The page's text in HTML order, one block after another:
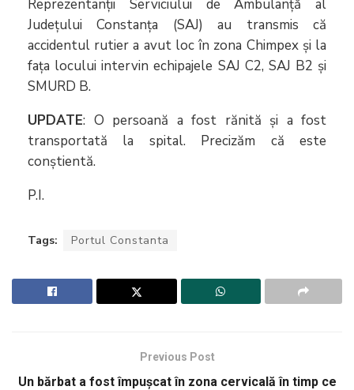
Reprezentanții Serviciului de Ambulanță al
Județului Constanța (SAJ) au transmis că
accidentul rutier a avut loc în zona Chimpex și la
fața locului intervin echipajele SAJ C2, SAJ B2 și
SMURD B.
UPDATE: O persoană a fost rănită și a fost
transportată la spital. Precizăm că este
conștientă.
P.I.
Tags: Portul Constanta
Previous Post
Un bărbat a fost împușcat în zona cervicală în timp ce